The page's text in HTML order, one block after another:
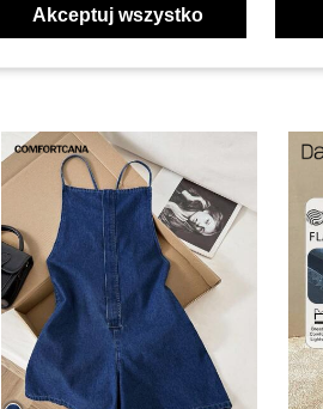
Akceptuj wszystko